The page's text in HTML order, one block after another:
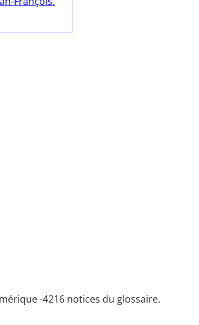
-4216 notices du glossaire.